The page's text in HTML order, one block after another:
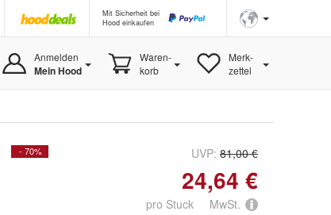
Mit Sicherheit bei
Hood einkaufen
Anmelden
Mein Hood
Waren-
korb
Merk-
zettel
- 70% UVP: 81,00 €
24,64 €
pro Stuck MwSt.